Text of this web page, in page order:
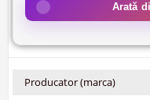
Arată
Producator (marca)